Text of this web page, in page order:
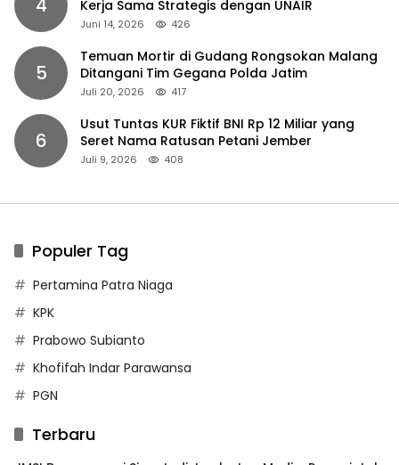
4
Kerja Sama Strategis dengan UNAIR
Juni 14, 2026 426
5
Temuan Mortir di Gudang Rongsokan Malang
Ditangani Tim Gegana Polda Jatim
Juli 20, 2026 417
6
Usut Tuntas KUR Fiktif BNI Rp 12 Miliar yang
Seret Nama Ratusan Petani Jember
Juli 9, 2026 408
Populer Tag
Pertamina Patra Niaga
KPK
Prabowo Subianto
Khofifah Indar Parawansa
PGN
Terbaru